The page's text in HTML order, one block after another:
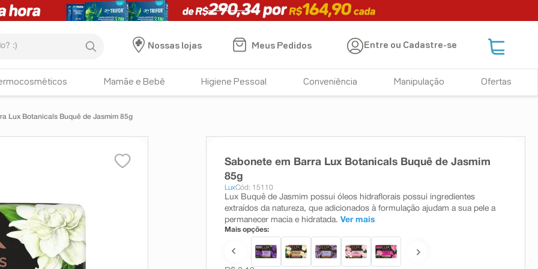
Nossas lojas
Meus Pedidos Entre ou Cadastre-se
Mamãe e Bebê Higiene Pessoal Conveniência Manipulação Ofertas
Lux Botanicals Buquê de Jasmim 85g
Sabonete em Barra Lux Botanicals Buquê de Jasmim
85g
LuxCód: 15110
Lux Buquê de Jasmim possui óleos hidraflorais possui ingredientes
extraídos da natureza, que adicionados à formulação ajudam a sua pele a
permanecer macia e hidratada. Ver mais
Mais opções: